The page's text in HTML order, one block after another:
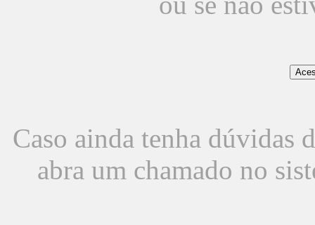
Caso ainda tenha dúvidas
abra um chamado no